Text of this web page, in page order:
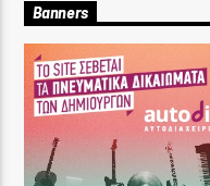
Banners